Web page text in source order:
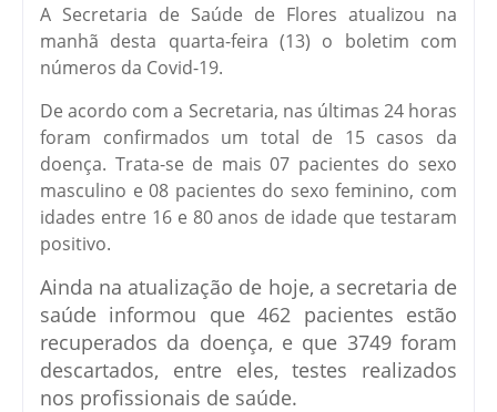
A Secretaria de Saúde de Flores atualizou na
manhã desta quarta-feira (13) o boletim com
números da Covid-19.
De acordo com a Secretaria, nas últimas 24 horas
foram confirmados um total de 15 casos da
doença. Trata-se de mais 07 pacientes do sexo
masculino e 08 pacientes do sexo feminino, com
idades entre 16 e 80 anos de idade que testaram
positivo.
Ainda na atualização de hoje, a secretaria de
saúde informou que 462 pacientes estão
recuperados da doença, e que 3749 foram
descartados, entre eles, testes realizados
nos profissionais de saúde.